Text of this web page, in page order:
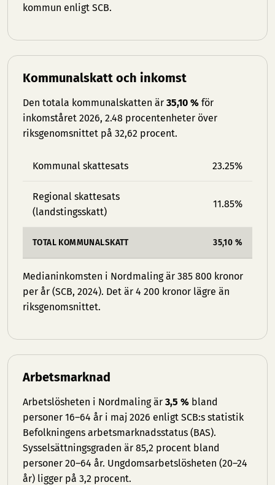
kommun enligt SCB.
Kommunalskatt och inkomst
Den totala kommunalskatten är 35,10 % för
inkomståret 2026, 2.48 procentenheter över
riksgenomsnittet på 32,62 procent.
Kommunal skattesats 23.25%
Regional skattesats
(landstingsskatt)
11.85%
TOTAL KOMMUNALSKATT 35,10 %
Medianinkomsten i Nordmaling är 385 800 kronor
per år (SCB, 2024). Det är 4 200 kronor lägre än
riksgenomsnittet.
Arbetsmarknad
Arbetslösheten i Nordmaling är 3,5 % bland
personer 16–64 år i maj 2026 enligt SCB:s statistik
Befolkningens arbetsmarknadsstatus (BAS).
Sysselsättningsgraden är 85,2 procent bland
personer 20–64 år. Ungdomsarbetslösheten (20–24
år) ligger på 3,2 procent.